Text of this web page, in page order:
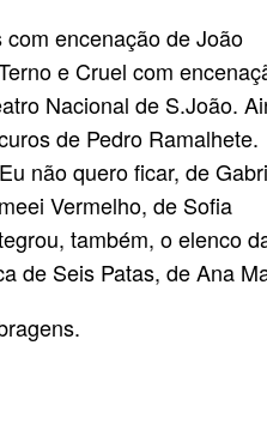
encenação de João
e Cruel com
Nacional de S.João.
de Pedro Ramalhete.
não quero ficar, de
Vermelho, de Sofia
também, o elenco
de Seis Patas, de Ana